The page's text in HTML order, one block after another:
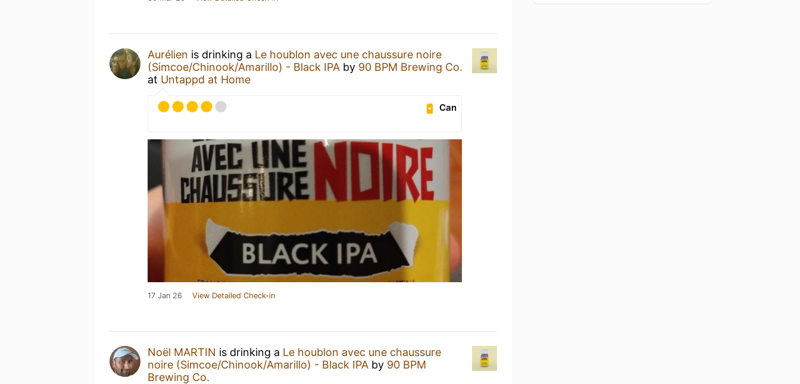
Aurélien is drinking a Le houblon avec une chaussure noire
(Simcoe/Chinook/Amarillo) - Black IPA by 90 BPM Brewing Co.
at Untappd at Home
Can
17 Jan 26 View Detailed Check-in
Noël MARTIN is drinking a Le houblon avec une chaussure
noire (Simcoe/Chinook/Amarillo) - Black IPA by 90 BPM
Brewing Co.